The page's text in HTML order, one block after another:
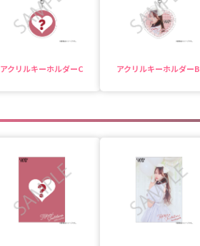
アクリルキーホルダーC アクリルキーホルダーB